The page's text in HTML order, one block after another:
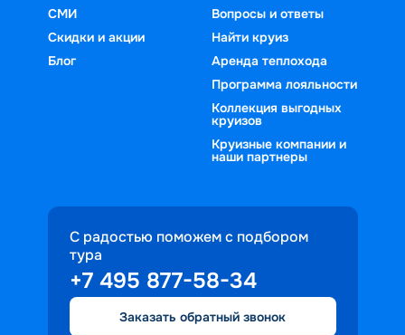
СМИ
Скидки и акции
Блог
Вопросы и ответы
Найти круиз
Аренда теплохода
Программа лояльности
Коллекция выгодных
круизов
Круизные компании и
наши партнеры
С радостью поможем с подбором
тура
+7 495 877-58-34
Заказать обратный звонок